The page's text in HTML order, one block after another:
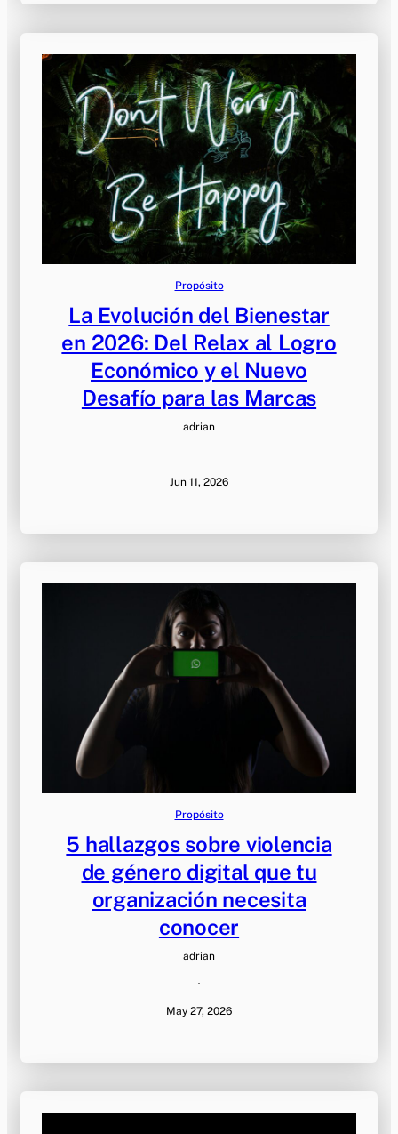
Propósito
La Evolución del Bienestar
en 2026: Del Relax al Logro
Económico y el Nuevo
Desafío para las Marcas
adrian
·
Jun 11, 2026
Propósito
5 hallazgos sobre violencia
de género digital que tu
organización necesita
conocer
adrian
·
May 27, 2026